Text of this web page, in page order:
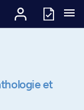
et